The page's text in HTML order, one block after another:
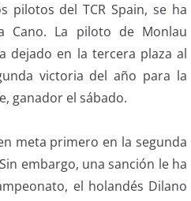
del TCR Spain, se ha
Cano. La piloto de Monlau
dejado en la tercera plaza al
victoria del año para la
ganador el sábado.
meta primero en la segunda
embargo, una sanción le ha
el holandés Dilano